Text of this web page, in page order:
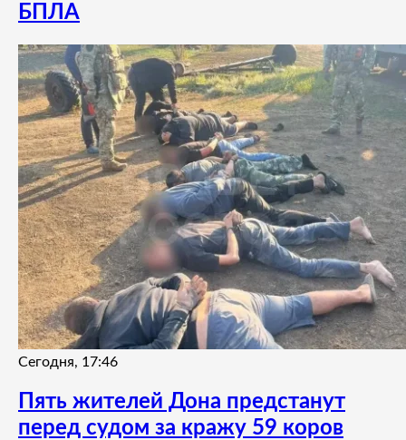
БПЛА
Сегодня, 17:46
Пять жителей Дона предстанут
перед судом за кражу 59 коров